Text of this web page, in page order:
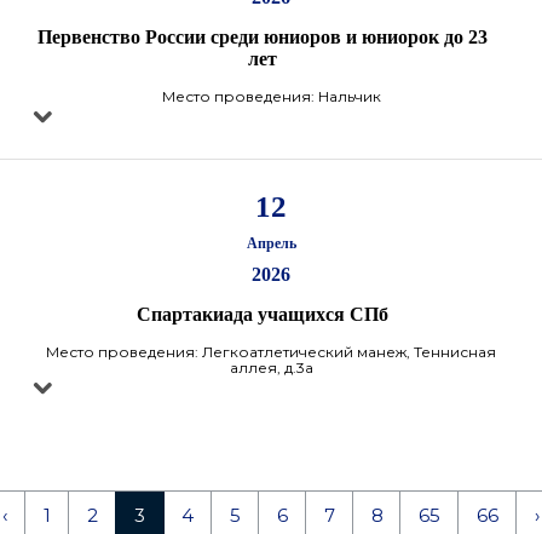
Первенство России среди юниоров и юниорок до 23
лет
Место проведения: Нальчик
12
Апрель
2026
Спартакиада учащихся СПб
Место проведения: Легкоатлетический манеж, Теннисная
аллея, д.3а
‹ 1 2 3 4 5 6 7 8 65 66 ›